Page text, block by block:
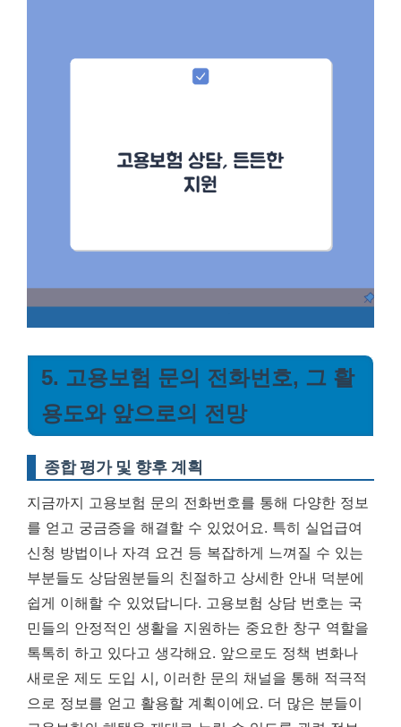
5. 고용보험 문의 전화번호, 그 활
용도와 앞으로의 전망
종합 평가 및 향후 계획
지금까지 고용보험 문의 전화번호를 통해 다양한 정보
를 얻고 궁금증을 해결할 수 있었어요. 특히 실업급여
신청 방법이나 자격 요건 등 복잡하게 느껴질 수 있는
부분들도 상담원분들의 친절하고 상세한 안내 덕분에
쉽게 이해할 수 있었답니다. 고용보험 상담 번호는 국
민들의 안정적인 생활을 지원하는 중요한 창구 역할을
톡톡히 하고 있다고 생각해요. 앞으로도 정책 변화나
새로운 제도 도입 시, 이러한 문의 채널을 통해 적극적
으로 정보를 얻고 활용할 계획이에요. 더 많은 분들이